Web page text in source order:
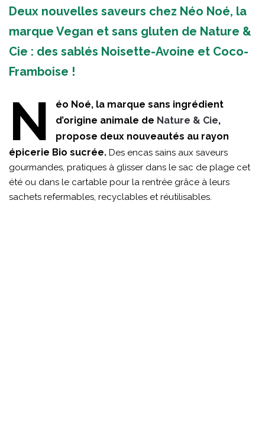
Deux nouvelles saveurs chez Néo Noé, la
marque Vegan et sans gluten de Nature &
Cie : des sablés Noisette-Avoine et Coco-
Framboise !
N
éo Noé, la marque sans ingrédient
d’origine animale de Nature & Cie,
propose deux nouveautés au rayon
épicerie Bio sucrée. Des encas sains aux saveurs
gourmandes, pratiques à glisser dans le sac de plage cet
été ou dans le cartable pour la rentrée grâce à leurs
sachets refermables, recyclables et réutilisables.